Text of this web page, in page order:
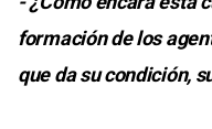
formación de los
que da su condición,